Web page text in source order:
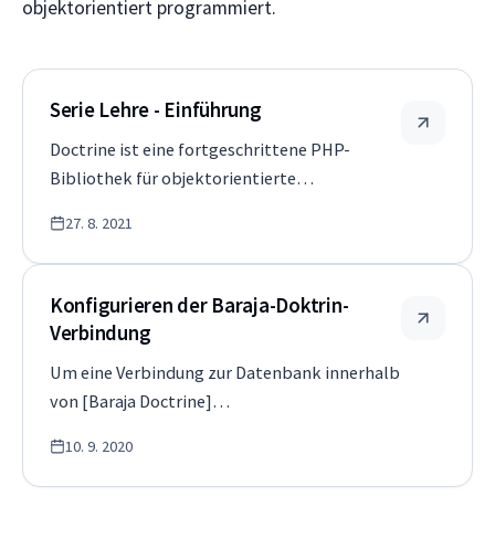
objektorientiert programmiert.
Serie Lehre - Einführung
Doctrine ist eine fortgeschrittene PHP-
Bibliothek für objektorientierte
Ziel von Doctrine ist es, das
Datenbankschema mit Hilfe von
Datenentitäten zu beschreiben und die Daten
vollständig objektorientiert zu ma…
27. 8. 2021
Konfigurieren der Baraja-Doktrin-
Verbindung
Um eine Verbindung zur Datenbank innerhalb
von [Baraja Doctrine]
herzustellen, müssen Sie die Neon-
Konfigurationsdatei verwenden, die ein
10. 9. 2020